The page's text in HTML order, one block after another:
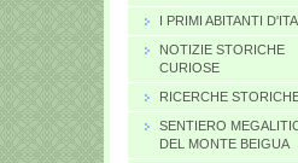
I PRIMI ABITANTI
NOTIZIE STORICHE
CURIOSE
RICERCHE
SENTIERO
DEL MONTE BEIGUA